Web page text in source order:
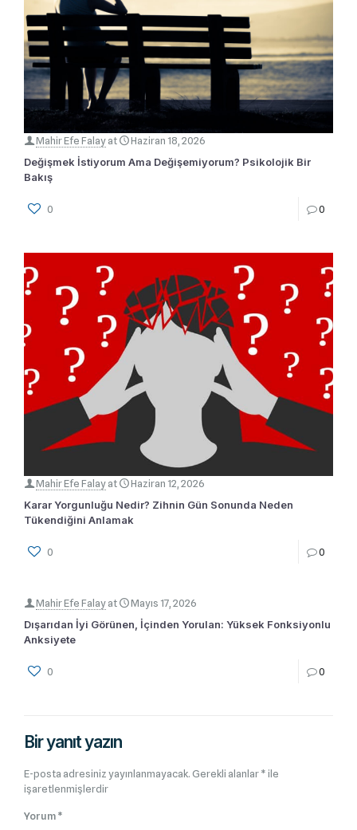
Mahir Efe Falayat
Haziran 18, 2026
Değişmek İstiyorum Ama Değişemiyorum? Psikolojik Bir
Bakış
0 0
Mahir Efe Falayat
Haziran 12, 2026
Karar Yorgunluğu Nedir? Zihnin Gün Sonunda Neden
Tükendiğini Anlamak
0 0
Mahir Efe Falayat
Mayıs 17, 2026
Dışarıdan İyi Görünen, İçinden Yorulan: Yüksek Fonksiyonlu
Anksiyete
0 0
Bir yanıt yazın
E-posta adresiniz yayınlanmayacak. Gerekli alanlar*ile
işaretlenmişlerdir
Yorum*